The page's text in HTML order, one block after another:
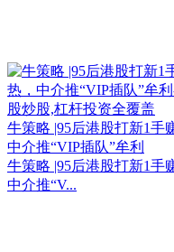
牛策略 |95后港股打新1手
中介推“VIP插队”牟利
牛策略 |95后港股打新1手
中介推“V...